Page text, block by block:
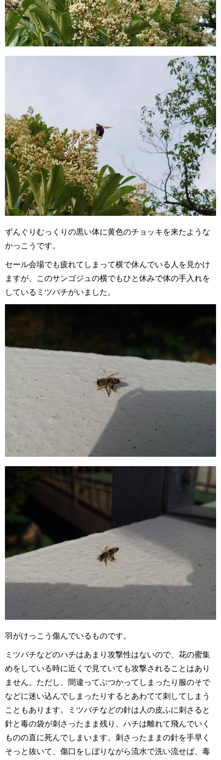
ずんぐりむっくりの黒い体に黄色のチョッキを来たような
かっこうです。
セール会場でも疲れてしまって横で休んでいる人を見かけ
ますが、このサンゴジュの横でもひと休みで体の手入れを
しているミツバチがいました。
羽がけっこう傷んでいるものです。
ミツバチなどのハチはあまり攻撃性はないので、花の蜜集
めをしている時に近くで見ていても攻撃されることはあり
ません。ただし、間違ってぶつかってしまったり服のそで
などに迷い込んでしまったりするとあわてて刺してしまう
こともあります。ミツバチなどの針は人の皮ふに刺さると
針と毒の袋が刺さったまま残り、ハチは離れて飛んでいく
ものの直に死んでしまいます。刺さったままの針を手早く
そっと抜いて、傷口をしぼりながら流水で洗い流せば、毒